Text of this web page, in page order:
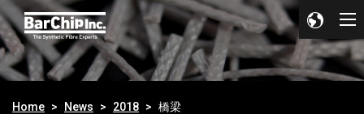
Home News 2018 橋梁